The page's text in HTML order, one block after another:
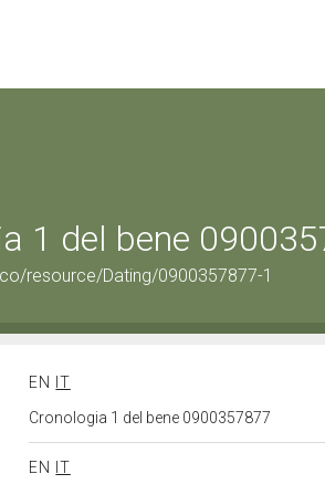
1 del bene
resource/Dating/0900357877-1
EN
IT
Cronologia 1 del bene 0900357877
EN
IT